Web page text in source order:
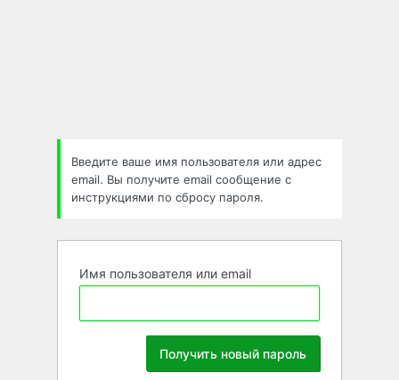
Введите ваше имя пользователя или адрес
email. Вы получите email сообщение с
инструкциями по сбросу пароля.
Имя пользователя или email